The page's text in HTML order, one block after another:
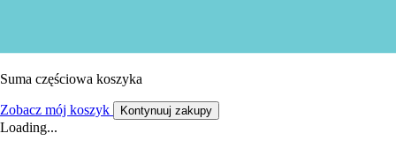
Suma częściowa koszyka
Zobacz mój koszyk Kontynuuj zakupy
Loading...